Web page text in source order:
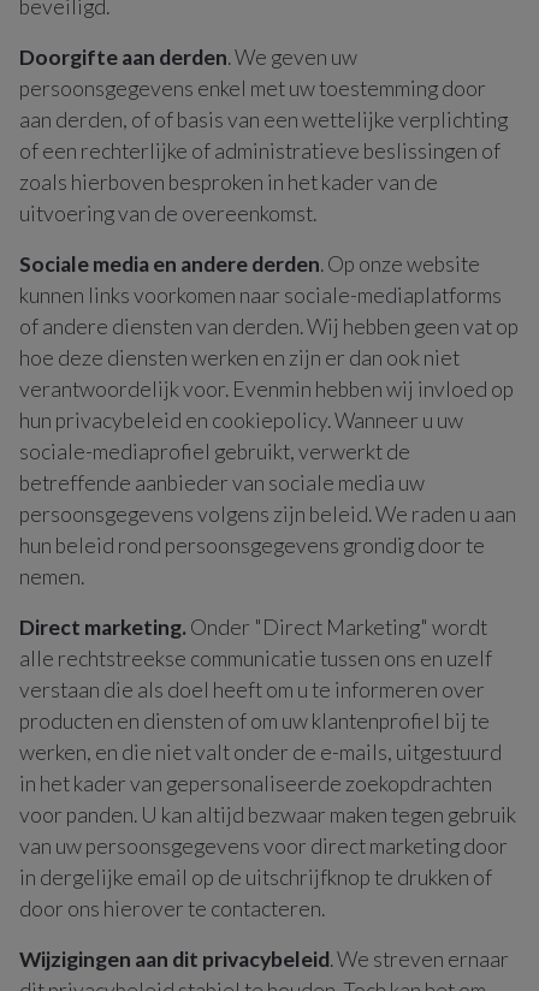
beveiligd.
Doorgifte aan derden. We geven uw
persoonsgegevens enkel met uw toestemming door
aan derden, of of basis van een wettelijke verplichting
of een rechterlijke of administratieve beslissingen of
zoals hierboven besproken in het kader van de
uitvoering van de overeenkomst.
Sociale media en andere derden. Op onze website
kunnen links voorkomen naar sociale-mediaplatforms
of andere diensten van derden. Wij hebben geen vat op
hoe deze diensten werken en zijn er dan ook niet
verantwoordelijk voor. Evenmin hebben wij invloed op
hun privacybeleid en cookiepolicy. Wanneer u uw
sociale-mediaprofiel gebruikt, verwerkt de
betreffende aanbieder van sociale media uw
persoonsgegevens volgens zijn beleid. We raden u aan
hun beleid rond persoonsgegevens grondig door te
nemen.
Direct marketing. Onder "Direct Marketing" wordt
alle rechtstreekse communicatie tussen ons en uzelf
verstaan die als doel heeft om u te informeren over
producten en diensten of om uw klantenprofiel bij te
werken, en die niet valt onder de e-mails, uitgestuurd
in het kader van gepersonaliseerde zoekopdrachten
voor panden. U kan altijd bezwaar maken tegen gebruik
van uw persoonsgegevens voor direct marketing door
in dergelijke email op de uitschrijfknop te drukken of
door ons hierover te contacteren.
Wijzigingen aan dit privacybeleid. We streven ernaar